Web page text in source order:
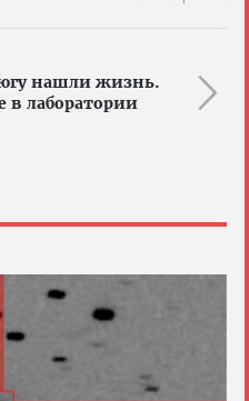
нашли жизнь.
в лаборатории